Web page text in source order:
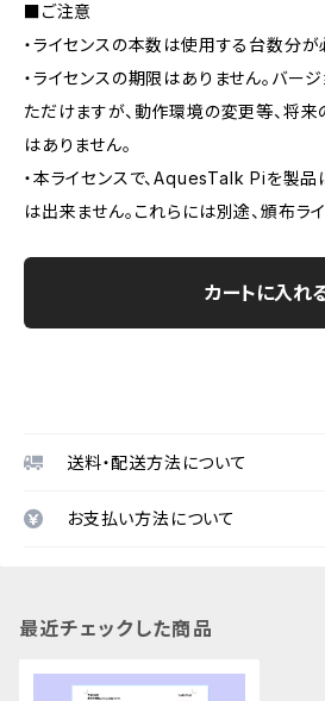
■ご注意
・ライセンスの本数は使用する台数分が
・ライセンスの期限はありません。バー
ただけますが、動作環境の変更等、将
はありません。
・本ライセンスで、AquesTalk Piを製
は出来ません。これらには別途、頒布ラ
カートに入れ
送料・配送方法について
お支払い方法について
最近チェックした商品